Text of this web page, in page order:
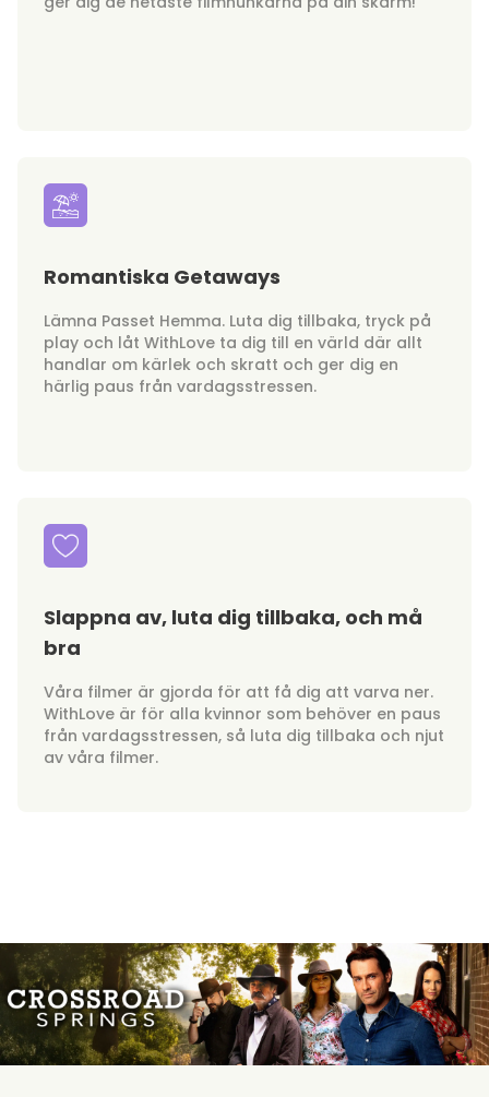
Romantiska Getaways
Lämna Passet Hemma. Luta dig tillbaka, tryck på
play och låt WithLove ta dig till en värld där allt
handlar om kärlek och skratt och ger dig en
härlig paus från vardagsstressen.
Slappna av, luta dig tillbaka, och må
bra
Våra filmer är gjorda för att få dig att varva ner.
WithLove är för alla kvinnor som behöver en paus
från vardagsstressen, så luta dig tillbaka och njut
av våra filmer.